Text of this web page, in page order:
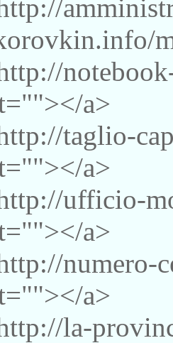
a>
taglio-
a>
ufficio-
a>
a>
la-